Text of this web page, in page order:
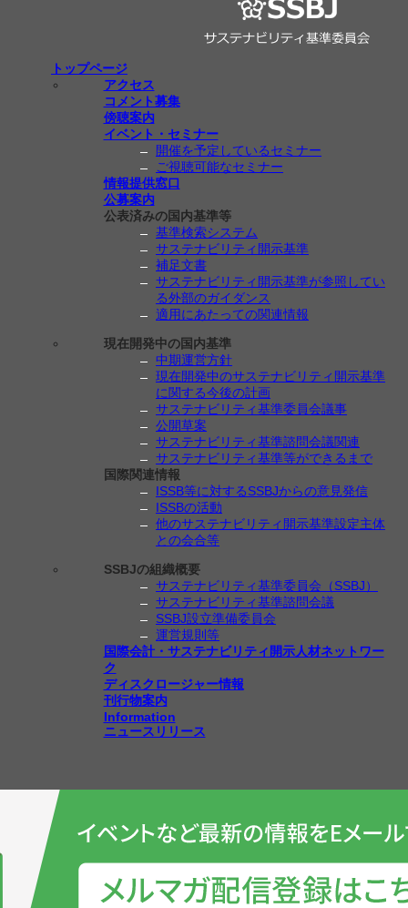
トップページ
アクセス
コメント募集
傍聴案内
イベント・セミナー
開催を予定しているセミナー
ご視聴可能なセミナー
情報提供窓口
公募案内
公表済みの国内基準等
基準検索システム
サステナビリティ開示基準
補足文書
サステナビリティ開示基準が参照してい
る外部のガイダンス
適用にあたっての関連情報
現在開発中の国内基準
中期運営方針
現在開発中のサステナビリティ開示基準
に関する今後の計画
サステナビリティ基準委員会議事
公開草案
サステナビリティ基準諮問会議関連
サステナビリティ基準等ができるまで
国際関連情報
ISSB等に対するSSBJからの意見発信
ISSBの活動
他のサステナビリティ開示基準設定主体
との会合等
SSBJの組織概要
サステナビリティ基準委員会（SSBJ）
サステナビリティ基準諮問会議
SSBJ設立準備委員会
運営規則等
国際会計・サステナビリティ開示人材ネットワー
ク
ディスクロージャー情報
刊行物案内
Information
ニュースリリース